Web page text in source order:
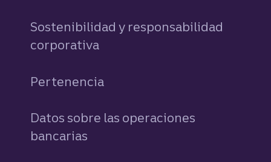
Sostenibilidad y responsabilidad
corporativa
Pertenencia
Datos sobre las operaciones
bancarias